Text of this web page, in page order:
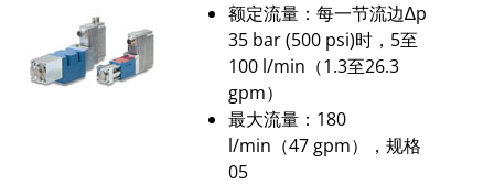
额定流量：每一节流边∆p
35 bar (500 psi)时，5至
100 l/min（1.3至26.3
gpm）
最大流量：180
l/min（47 gpm），规格
05